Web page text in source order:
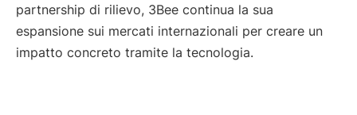
partnership di rilievo, 3Bee continua la sua
espansione sui mercati internazionali per creare un
impatto concreto tramite la tecnologia.